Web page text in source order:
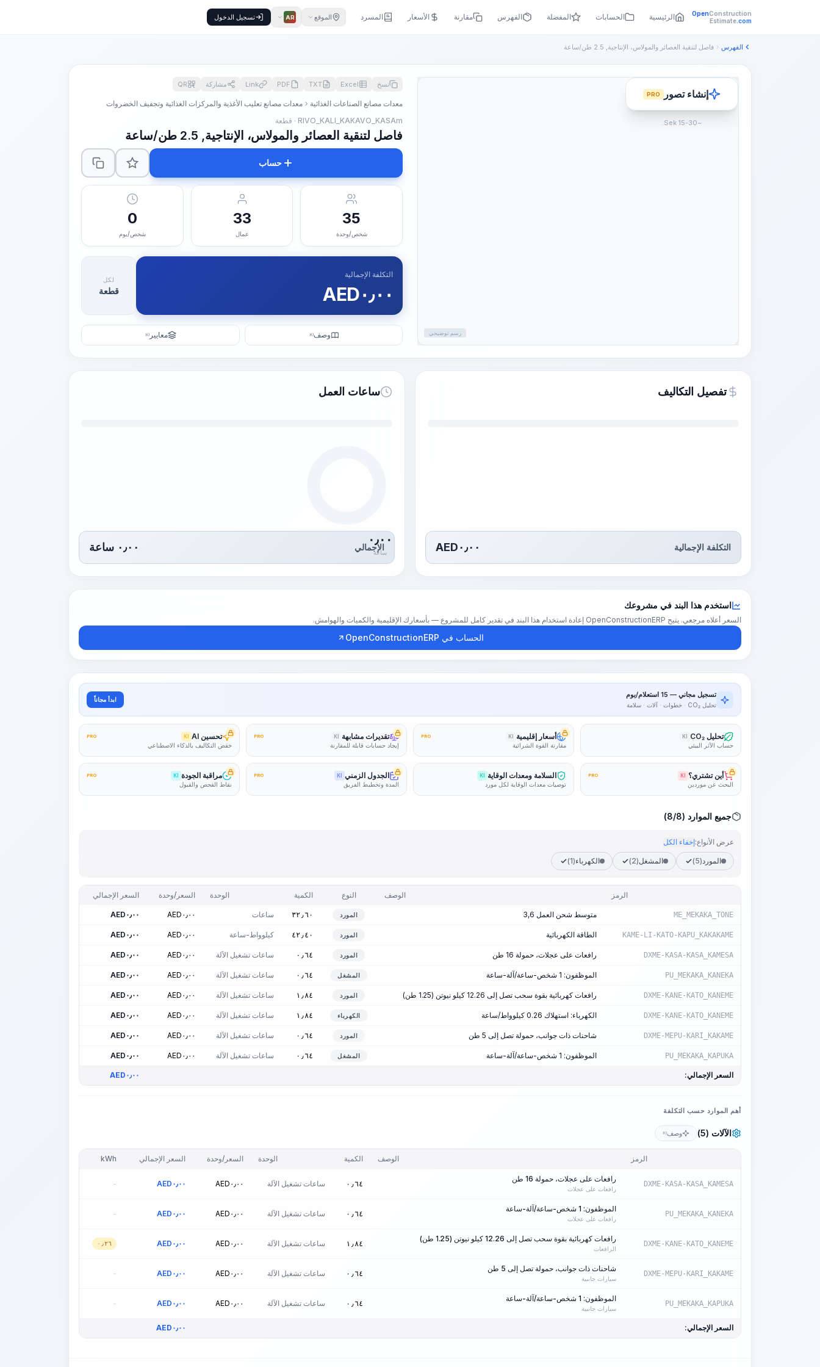
OpenConstruction
Estimate.com الرئيسية الحسابات المفضلة الفهرس مقارنة الأسعار المسرد الموقع AR تسجيل الدخول
الفهرس فاصل لتنقية العصائر والمولاس، الإنتاجية, 2.5 طن/ساعة
رسم توضيحي
إنشاء تصور PRO
~15-30 Sek.
نسخ Excel
TXT
PDF
Link مشاركة QR
معدات مصانع الصناعات الغذائية
معدات مصانع تعليب الأغذية والمركزات الغذائية وتجفيف الخضروات
RIVO_KALI_KAKAVO_KASAm · قطعة
فاصل لتنقية العصائر والمولاس، الإنتاجية, 2.5 طن/ساعة
حساب
35
شخص/وحدة
33
عمال
0
شخص/يوم
التكلفة الإجمالية
AED٠٫٠٠
لكل
قطعة
وصفKI معايير KI
تفصيل التكاليف
التكلفة الإجمالية AED٠٫٠٠
ساعات العمل
٠٫٠٠
ساعة
الإجمالي ٠٫٠٠ ساعة
استخدم هذا البند في مشروعك
السعر أعلاه مرجعي. يتيح OpenConstructionERP إعادة استخدام هذا البند في تقدير كامل للمشروع — بأسعارك الإقليمية والكميات والهوامش.
الحساب في OpenConstructionERP
تسجيل مجاني — 15 استعلام/يوم
تحليل CO₂ · خطوات · آلات · سلامة
ابدأ مجاناً
تحليل CO₂ KI
حساب الأثر البيئي
أسعار إقليمية KI
PRO
مقارنة القوة الشرائية
تقديرات مشابهة KI
PRO
إيجاد حسابات قابلة للمقارنة
تحسين AI KI
PRO
خفض التكاليف بالذكاء الاصطناعي
أين تشتري؟ KI
PRO
البحث عن موردين
السلامة ومعدات الوقاية KI
توصيات معدات الوقاية لكل مورد
الجدول الزمني KI
PRO
المدة وتخطيط الفريق
مراقبة الجودة KI
PRO
نقاط الفحص والقبول
جميع الموارد (8/8)
عرض الأنواع:إخفاء الكل
المورد(5) المشغل(2) الكهرباء(1)
الرمز الوصف النوع الكمية الوحدة السعر/وحدة السعر الإجمالي
ME_MEKAKA_TONE متوسط شحن العمل 3,6 المورد ٣٢٫٦٠ ساعات AED ٠٫٠٠ AED ٠٫٠٠
KAME-LI-KATO-KAPU_KAKAKAME الطاقة الكهربائية المورد ٤٢٫٤٠ كيلوواط-ساعة AED ٠٫٠٠ AED ٠٫٠٠
DXME-KASA-KASA_KAMESA رافعات على عجلات، حمولة 16 طن المورد ٠٫٦٤ ساعات تشغيل الآلة AED ٠٫٠٠ AED ٠٫٠٠
PU_MEKAKA_KANEKA الموظفون: 1 شخص-ساعة/آلة-ساعة المشغل ٠٫٦٤ ساعات تشغيل الآلة AED ٠٫٠٠ AED ٠٫٠٠
DXME-KANE-KATO_KANEME رافعات كهربائية بقوة سحب تصل إلى 12.26 كيلو نيوتن (1.25 طن) المورد ١٫٨٤ ساعات تشغيل الآلة AED ٠٫٠٠ AED ٠٫٠٠
DXME-KANE-KATO_KANEME الكهرباء: استهلاك 0.26 كيلوواط/ساعة الكهرباء ١٫٨٤ ساعات تشغيل الآلة AED ٠٫٠٠ AED ٠٫٠٠
DXME-MEPU-KARI_KAKAME شاحنات ذات جوانب، حمولة تصل إلى 5 طن المورد ٠٫٦٤ ساعات تشغيل الآلة AED ٠٫٠٠ AED ٠٫٠٠
PU_MEKAKA_KAPUKA الموظفون: 1 شخص-ساعة/آلة-ساعة المشغل ٠٫٦٤ ساعات تشغيل الآلة AED ٠٫٠٠ AED ٠٫٠٠
السعر الإجمالي: AED ٠٫٠٠
أهم الموارد حسب التكلفة
الآلات (5) وصفKI
الرمز الوصف الكمية الوحدة السعر/وحدة السعر الإجمالي kWh
DXME-KASA-KASA_KAMESA
رافعات على عجلات، حمولة 16 طن
رافعات على عجلات
٠٫٦٤ ساعات تشغيل الآلة AED ٠٫٠٠ AED ٠٫٠٠ -
PU_MEKAKA_KANEKA
الموظفون: 1 شخص-ساعة/آلة-ساعة
رافعات على عجلات
٠٫٦٤ ساعات تشغيل الآلة AED ٠٫٠٠ AED ٠٫٠٠ -
DXME-KANE-KATO_KANEME
رافعات كهربائية بقوة سحب تصل إلى 12.26 كيلو نيوتن (1.25 طن)
الرافعات
١٫٨٤ ساعات تشغيل الآلة AED ٠٫٠٠ AED ٠٫٠٠ ٠٫٢٦
DXME-MEPU-KARI_KAKAME
شاحنات ذات جوانب، حمولة تصل إلى 5 طن
سيارات جانبية
٠٫٦٤ ساعات تشغيل الآلة AED ٠٫٠٠ AED ٠٫٠٠ -
PU_MEKAKA_KAPUKA
الموظفون: 1 شخص-ساعة/آلة-ساعة
سيارات جانبية
٠٫٦٤ ساعات تشغيل الآلة AED ٠٫٠٠ AED ٠٫٠٠ -
السعر الإجمالي: AED ٠٫٠٠